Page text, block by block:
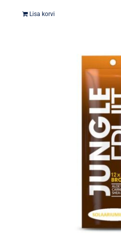
Lisa korvi